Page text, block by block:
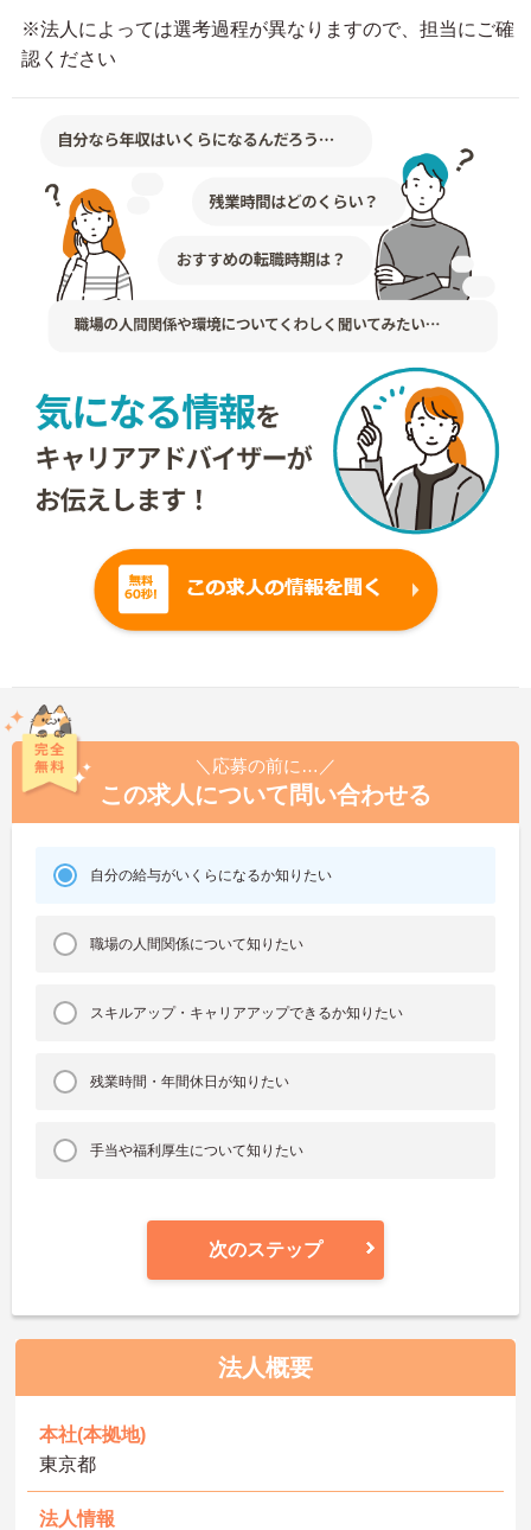
※法人によっては選考過程が異なりますので、担当にご確
認ください
＼応募の前に…／
この求人について問い合わせる
自分の給与がいくらになるか知りたい
職場の人間関係について知りたい
スキルアップ・キャリアアップできるか知りたい
残業時間・年間休日が知りたい
手当や福利厚生について知りたい
次のステップ
法人概要
本社(本拠地)
東京都
法人情報